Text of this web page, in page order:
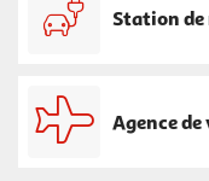
Station de
Agence de